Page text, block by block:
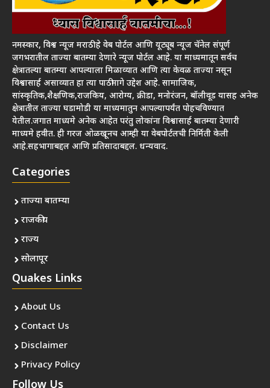
नमस्कार, विश्व न्यूज मराठी हे वेब पोर्टल आणि यूट्यूब न्यूज चॅनेल संपूर्ण
जगभरातील ताज्या बातम्या देणारे न्यूज पोर्टल आहे. या माध्यमातून सर्वच
क्षेत्रातल्या बातम्या आपल्याला मिळाव्यात आणि त्या केवळ ताज्या नसून
विश्वासार्ह असाव्यात हा त्या पाठीमागे उद्देश आहे. सामाजिक,
सांस्कृतिक,शैक्षणिक,राजकिय, आरोग्य, क्रीडा, मनोरंजन, बॉलीवूड यासह अनेक
क्षेत्रातील ताज्या घडामोडी या माध्यमातुन आपल्यापर्यंत पोहचविण्यात
येतील.जगात माध्यमे अनेक आहेत परंतु लोकांना विश्वासार्ह बातम्या देणारी
माध्यमे हवीत. ही गरज ओळखूनच आम्ही या वेबपोर्टलची निर्मिती केली
आहे.सहभागाबद्दल आणि प्रतिसादाबद्दल. धन्यवाद.
Categories
ताज्या बातम्या
राजकीय
राज्य
सोलापूर
Quakes Links
About Us
Contact Us
Disclaimer
Privacy Policy